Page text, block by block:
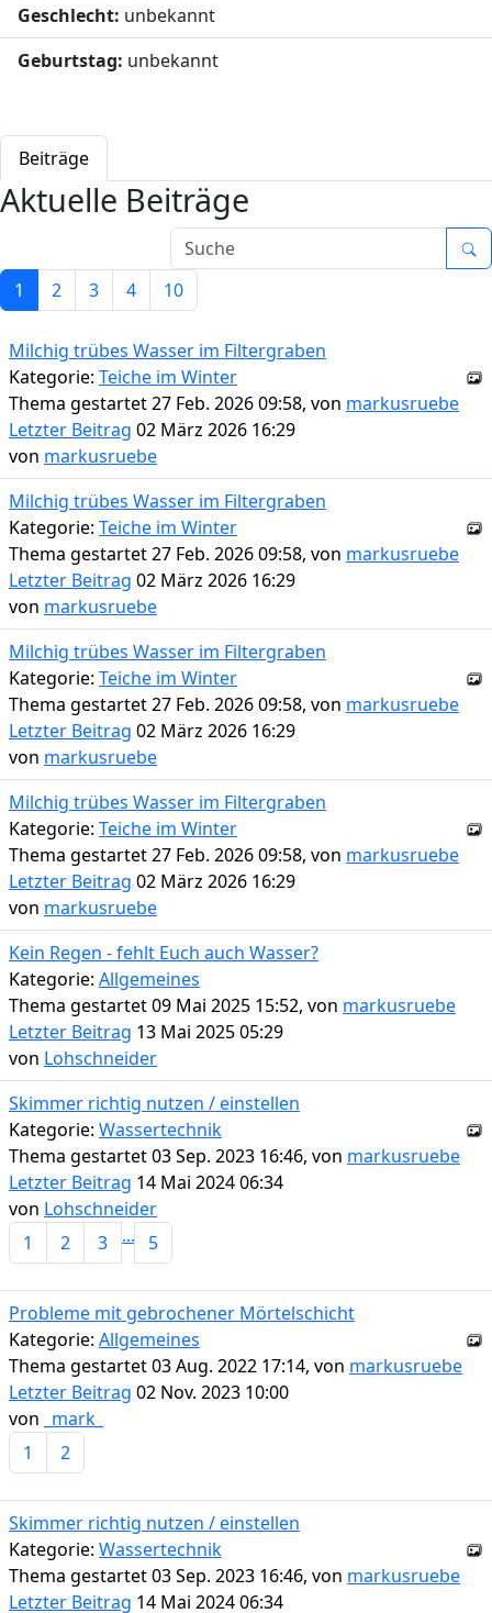
Geschlecht: unbekannt
Geburtstag: unbekannt
Beiträge
Aktuelle Beiträge
1 2 3 4 10
Milchig trübes Wasser im Filtergraben
Kategorie: Teiche im Winter
Thema gestartet 27 Feb. 2026 09:58, von markusruebe
Letzter Beitrag 02 März 2026 16:29
von markusruebe
Milchig trübes Wasser im Filtergraben
Kategorie: Teiche im Winter
Thema gestartet 27 Feb. 2026 09:58, von markusruebe
Letzter Beitrag 02 März 2026 16:29
von markusruebe
Milchig trübes Wasser im Filtergraben
Kategorie: Teiche im Winter
Thema gestartet 27 Feb. 2026 09:58, von markusruebe
Letzter Beitrag 02 März 2026 16:29
von markusruebe
Milchig trübes Wasser im Filtergraben
Kategorie: Teiche im Winter
Thema gestartet 27 Feb. 2026 09:58, von markusruebe
Letzter Beitrag 02 März 2026 16:29
von markusruebe
Kein Regen - fehlt Euch auch Wasser?
Kategorie: Allgemeines
Thema gestartet 09 Mai 2025 15:52, von markusruebe
Letzter Beitrag 13 Mai 2025 05:29
von Lohschneider
Skimmer richtig nutzen / einstellen
Kategorie: Wassertechnik
Thema gestartet 03 Sep. 2023 16:46, von markusruebe
Letzter Beitrag 14 Mai 2024 06:34
von Lohschneider
1
2 3 ... 5
Probleme mit gebrochener Mörtelschicht
Kategorie: Allgemeines
Thema gestartet 03 Aug. 2022 17:14, von markusruebe
Letzter Beitrag 02 Nov. 2023 10:00
von _mark_
1
2
Skimmer richtig nutzen / einstellen
Kategorie: Wassertechnik
Thema gestartet 03 Sep. 2023 16:46, von markusruebe
Letzter Beitrag 14 Mai 2024 06:34